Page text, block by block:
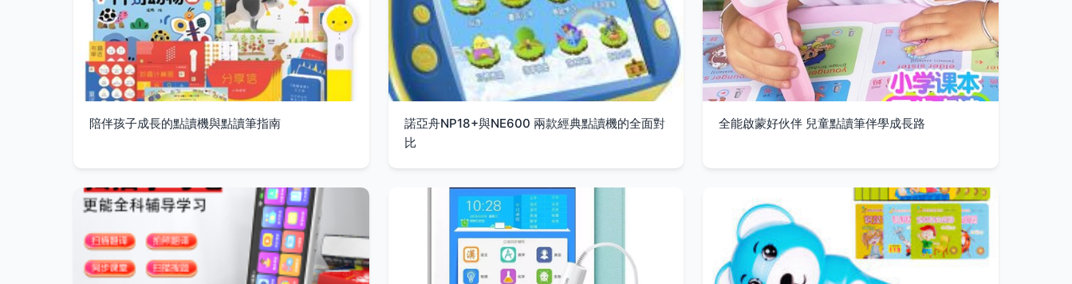
陪伴孩子成長的點讀機與點讀筆指南
諾亞舟NP18+與NE600 兩款經典點讀機的全面對
比
全能啟蒙好伙伴 兒童點讀筆伴學成長路